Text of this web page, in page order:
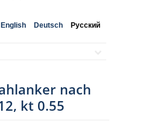
English Deutsch Русский
nach
kt 0.55